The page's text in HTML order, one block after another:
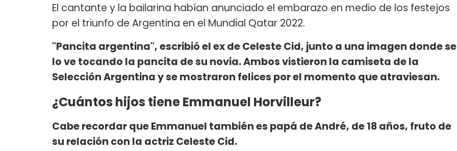
El cantante y la bailarina habían anunciado el embarazo en medio de los festejos
por el triunfo de Argentina en el Mundial Qatar 2022.
"Pancita argentina", escribió el ex de Celeste Cid, junto a una imagen donde se
lo ve tocando la pancita de su novia. Ambos vistieron la camiseta de la
Selección Argentina y se mostraron felices por el momento que atraviesan.
¿Cuántos hijos tiene Emmanuel Horvilleur?
Cabe recordar que Emmanuel también es papá de André, de 18 años, fruto de
su relación con la actriz Celeste Cid.